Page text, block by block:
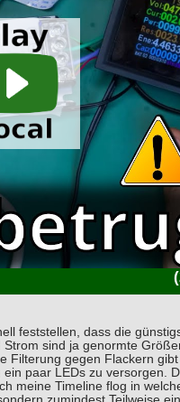
feststellen, dass die
sind ja genormte
Filterung gegen Flackern
paar LEDs zu versorgen.
meine Timeline flog in